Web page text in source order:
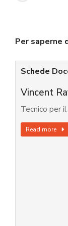
Per saperne
Schede
Vincent
Tecnico per
Read more